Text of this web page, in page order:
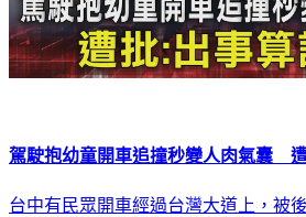
駕駛抱幼童開車追撞秒變人肉氣囊
台中有民眾開車經過台灣大道上，被